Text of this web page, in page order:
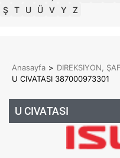
Ş T U Ü V Y Z
Anasayfa > DIREKSIYON,
U CIVATASI 387000973301
U CIVATASI